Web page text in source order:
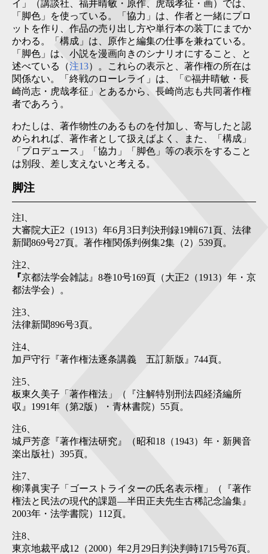
イ」（講談社、福井晴敏・原作、虎哉孝征・画）では、
「脚色」を使っている。「協力」は、作者と一緒にプロ
ットを作り、作品の売り出し方や単行本の装丁にまでか
かわる。「構成」は、原作と編集の仕事を兼ねている。
「脚色」は、小説を漫画向きのシナリオにすること、と
述べている（注13）。これらの表示と、著作権の所在は
関係ない。「終戦のローレライ」は、「©福井晴敏・長
崎尚志・虎哉孝征」とあるから、長崎尚志も共同著作権
者であろう。
わたしは、著作物性のあるものを付加し、寄与したと認
められれば、著作者として扱えばよく、また、「構成」
「プロデュース」「協力」「脚色」等の表示をすること
は別段、差し支えないと考える。
脚注
注l
大審院大正2（1913）年6月3日判決刑録19輯671頁、法律
新聞869号27頁。著作権関係判例集2集（2）539頁。
注2
『京都法学会雑誌』8巻10号169頁（大正2（1913）年・京
都法学会）。
注3
法律新聞896号3頁。
注4
加戸守行『著作権法逐条講義 五訂新版』744頁。
注5
板東久美子「著作権法」（『注解特別刑法四経済編所
収』1991年（第2版）・青林書院）55頁。
注6
城戸芳彦『著作権法研究』（昭和18（1943）年・新興音
楽出版社）395頁。
注7
柳澤眞実子「ゴーストライターの氏名表示権」（『著作
権法と民法の現代的課題―半田正夫先生古稀記念論集』
2003年・法学書院）112頁。
注8
東京地裁平成12（2000）年2月29日判決判時1715号76頁。